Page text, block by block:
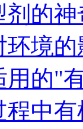
的
境
用的"
中